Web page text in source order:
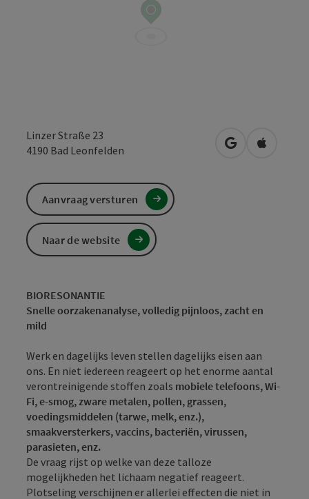
Linzer Straße 23
4190 Bad Leonfelden Openen inOpenen
BIORESONANTIE
Snelle oorzakenanalyse, volledig pijnloos, zacht en
mild
Werk en dagelijks leven stellen dagelijks eisen aan
ons. En niet iedereen reageert op het enorme aantal
verontreinigende stoffen zoals mobiele telefoons, Wi-
Fi, e-smog, zware metalen, pollen, grassen,
voedingsmiddelen (tarwe, melk, enz.),
smaakversterkers, vaccins, bacteriën, virussen,
parasieten, enz.
De vraag rijst op welke van deze talloze
mogelijkheden het lichaam negatief reageert.
Plotseling verschijnen er allerlei effecten die niet in
Aanvraag versturen
Naar de website